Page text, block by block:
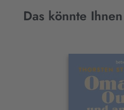
Das könnte
Interaktives